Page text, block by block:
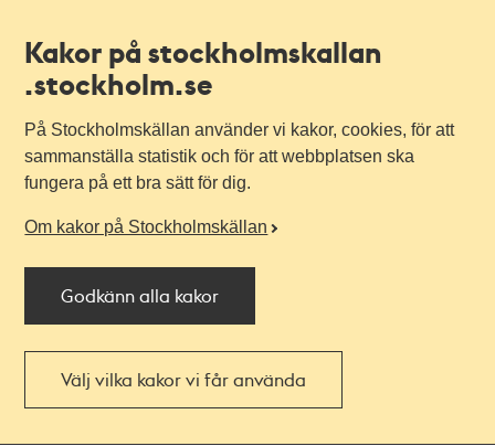
Kakor på stockholmskallan
.stockholm.se
På Stockholmskällan använder vi kakor, cookies, för att
sammanställa statistik och för att webbplatsen ska
fungera på ett bra sätt för dig.
Om kakor på Stockholmskällan
Godkänn alla kakor
Välj vilka kakor vi får använda